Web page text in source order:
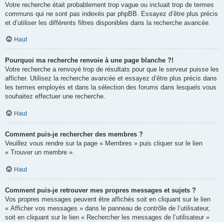
Votre recherche était probablement trop vague ou incluait trop de termes
communs qui ne sont pas indexés par phpBB. Essayez d’être plus précis
et d’utiliser les différents filtres disponibles dans la recherche avancée.
Haut
Pourquoi ma recherche renvoie à une page blanche ?!
Votre recherche a renvoyé trop de résultats pour que le serveur puisse les
afficher. Utilisez la recherche avancée et essayez d’être plus précis dans
les termes employés et dans la sélection des forums dans lesquels vous
souhaitez effectuer une recherche.
Haut
Comment puis-je rechercher des membres ?
Veuillez vous rendre sur la page « Membres » puis cliquer sur le lien
« Trouver un membre ».
Haut
Comment puis-je retrouver mes propres messages et sujets ?
Vos propres messages peuvent être affichés soit en cliquant sur le lien
« Afficher vos messages » dans le panneau de contrôle de l’utilisateur,
soit en cliquant sur le lien « Rechercher les messages de l’utilisateur »